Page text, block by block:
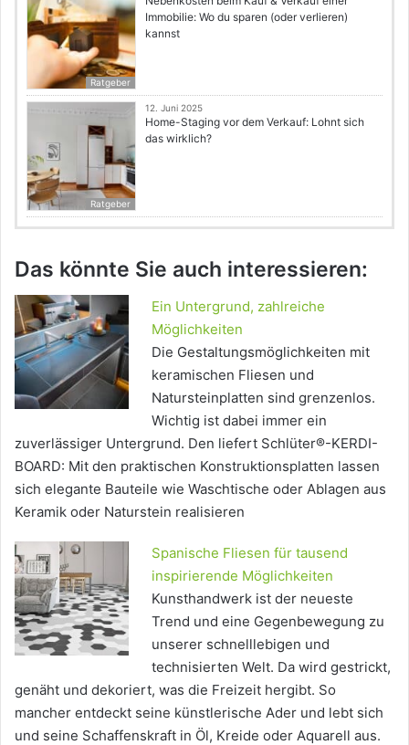
Ratgeber
Immobilie: Wo du sparen (oder verlieren)
kannst
Ratgeber
12. Juni 2025
Home-Staging vor dem Verkauf: Lohnt sich
das wirklich?
Das könnte Sie auch interessieren:
Ein Untergrund, zahlreiche
Möglichkeiten
Die Gestaltungsmöglichkeiten mit
keramischen Fliesen und
Natursteinplatten sind grenzenlos.
Wichtig ist dabei immer ein
zuverlässiger Untergrund. Den liefert Schlüter®-KERDI-
BOARD: Mit den praktischen Konstruktionsplatten lassen
sich elegante Bauteile wie Waschtische oder Ablagen aus
Keramik oder Naturstein realisieren
Spanische Fliesen für tausend
inspirierende Möglichkeiten
Kunsthandwerk ist der neueste
Trend und eine Gegenbewegung zu
unserer schnelllebigen und
technisierten Welt. Da wird gestrickt,
genäht und dekoriert, was die Freizeit hergibt. So
mancher entdeckt seine künstlerische Ader und lebt sich
und seine Schaffenskraft in Öl, Kreide oder Aquarell aus.